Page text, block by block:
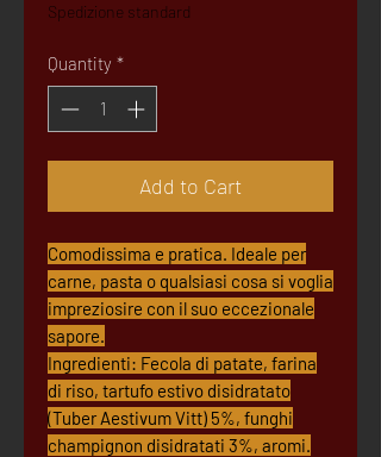
Spedizione standard
Quantity *
Add to Cart
Comodissima e pratica. Ideale per
carne, pasta o qualsiasi cosa si voglia
impreziosire con il suo eccezionale
sapore.
Ingredienti: Fecola di patate, farina
di riso, tartufo estivo disidratato
(Tuber Aestivum Vitt) 5%, funghi
champignon disidratati 3%, aromi.